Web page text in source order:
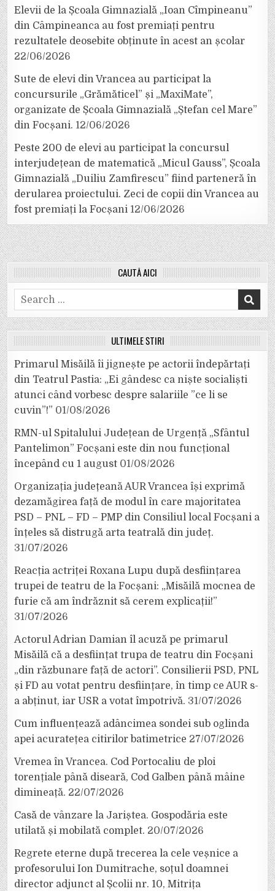
Elevii de la Școala Gimnazială „Ioan Cîmpineanu”
din Câmpineanca au fost premiați pentru
rezultatele deosebite obținute în acest an școlar
22/06/2026
Sute de elevi din Vrancea au participat la
concursurile „Grămăticel” și „MaxiMate”,
organizate de Școala Gimnazială „Ștefan cel Mare”
din Focșani. 12/06/2026
Peste 200 de elevi au participat la concursul
interjudețean de matematică „Micul Gauss”, Școala
Gimnazială „Duiliu Zamfirescu” fiind parteneră în
derularea proiectului. Zeci de copii din Vrancea au
fost premiați la Focșani 12/06/2026
CAUTĂ AICI
Search
for:
ULTIMELE ȘTIRI
Primarul Misăilă îi jignește pe actorii îndepărtați
din Teatrul Pastia: „Ei gândesc ca niște socialiști
atunci când vorbesc despre salariile ”ce li se
cuvin”!” 01/08/2026
RMN-ul Spitalului Județean de Urgență „Sfântul
Pantelimon” Focșani este din nou funcțional
începând cu 1 august 01/08/2026
Organizația județeană AUR Vrancea își exprimă
dezamăgirea față de modul în care majoritatea
PSD – PNL – FD – PMP din Consiliul local Focșani a
înțeles să distrugă arta teatrală din județ.
31/07/2026
Reacția actriței Roxana Lupu după desființarea
trupei de teatru de la Focșani: „Misăilă mocnea de
furie că am îndrăznit să cerem explicații!”
31/07/2026
Actorul Adrian Damian îl acuză pe primarul
Misăilă că a desființat trupa de teatru din Focșani
„din răzbunare față de actori”. Consilierii PSD, PNL
și FD au votat pentru desființare, în timp ce AUR s-
a abținut, iar USR a votat împotrivă. 31/07/2026
Cum influențează adâncimea sondei sub oglinda
apei acuratețea citirilor batimetrice 27/07/2026
Vremea în Vrancea. Cod Portocaliu de ploi
torențiale până diseară, Cod Galben până mâine
dimineață. 22/07/2026
Casă de vânzare la Jariștea. Gospodăria este
utilată și mobilată complet. 20/07/2026
Regrete eterne după trecerea la cele veșnice a
profesorului Ion Dumitrache, soțul doamnei
director adjunct al Școlii nr. 10, Mitrița